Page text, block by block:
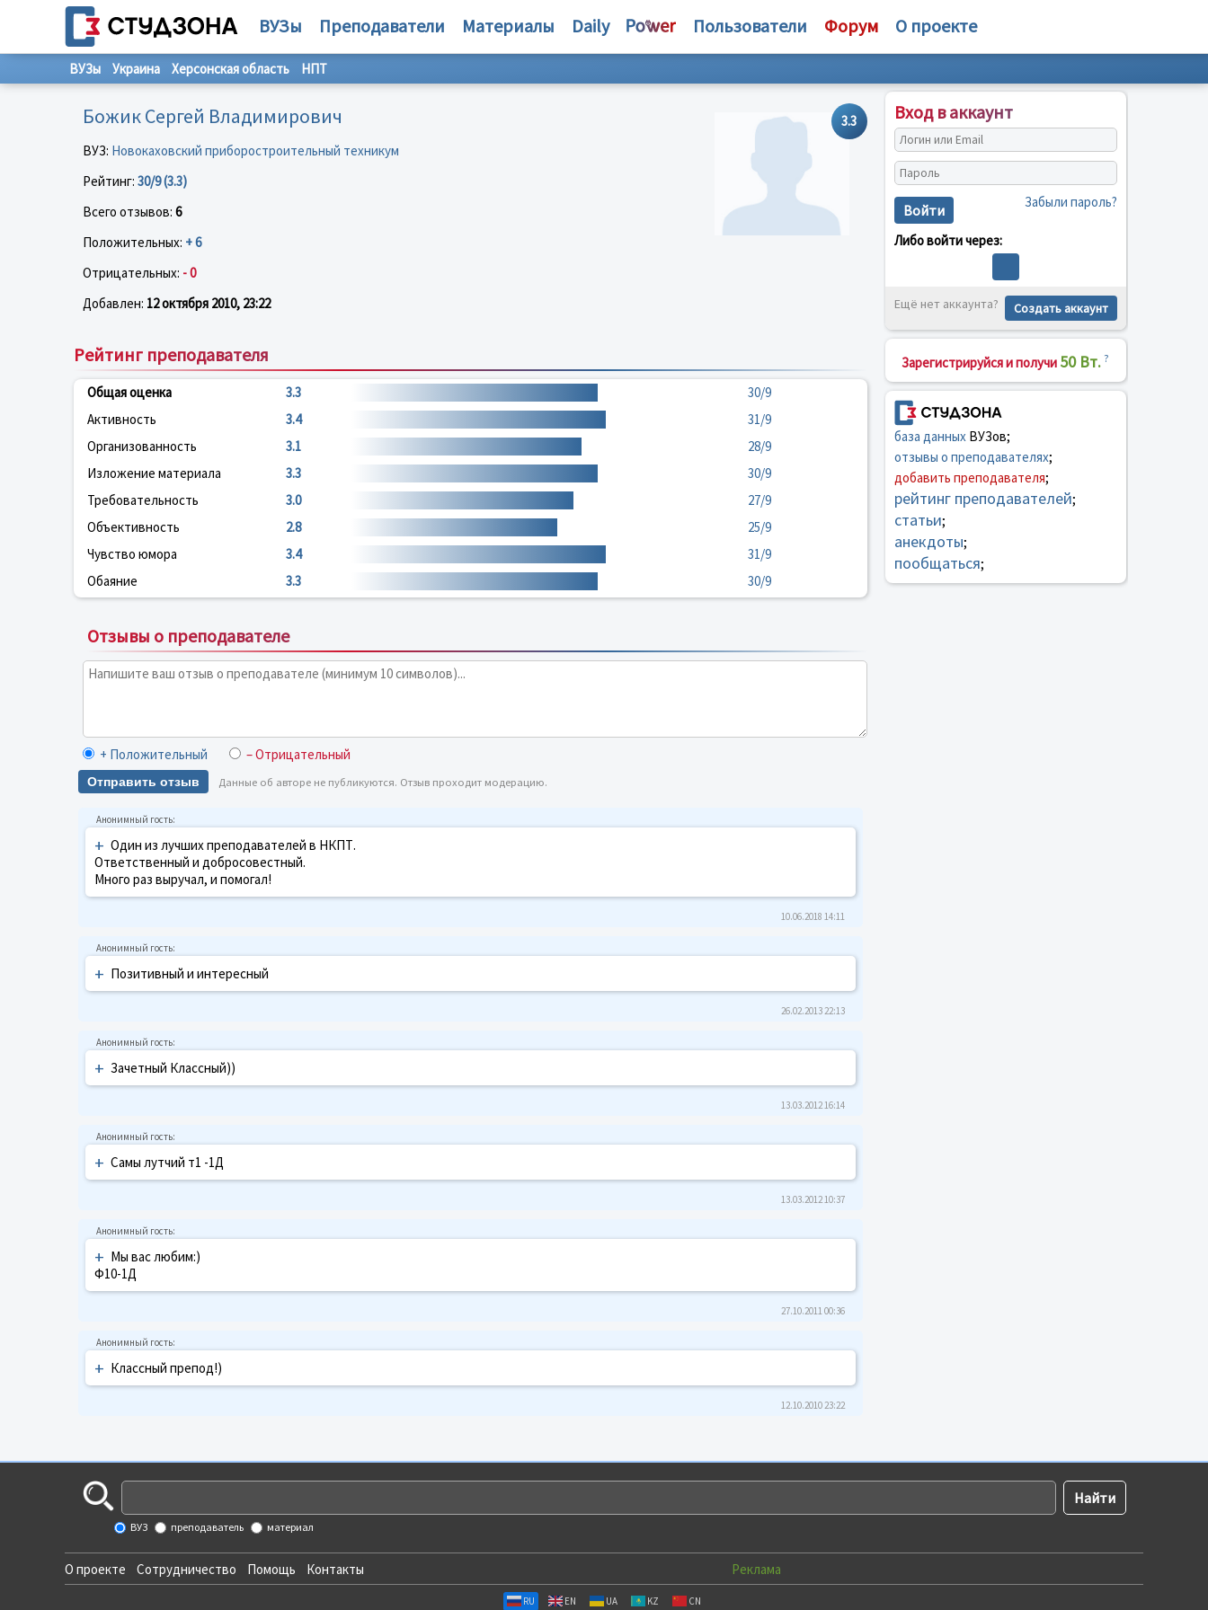
ВУЗы Преподаватели Материалы Daily Пользователи Форум О проекте
ВУЗы Украина Херсонская область НПТ
3.3
Божик Сергей Владимирович
ВУЗ: Новокаховский приборостроительный техникум
Рейтинг: 30/9 (3.3)
Всего отзывов: 6
Положительных: + 6
Отрицательных: - 0
Добавлен: 12 октября 2010, 23:22
Рейтинг преподавателя
Общая оценка 3.3
30/9
Активность
3.4
31/9
Организованность
3.1
28/9
Изложение материала
3.3
30/9
Требовательность
3.0
27/9
Объективность
2.8
25/9
Чувство юмора
3.4
31/9
Обаяние
3.3 30/9
Отзывы о преподавателе
+ Положительный – Отрицательный
Отправить отзыв Данные об авторе не публикуются. Отзыв проходит модерацию.
+ Один из лучших преподавателей в НКПТ.
Ответственный и добросовестный.
Много раз выручал, и помогал!
10.06.2018 14:11
+ Позитивный и интересный
26.02.2013 22:13
+ Зачетный Классный))
13.03.2012 16:14
+ Самы лутчий т1 -1Д
13.03.2012 10:37
+ Мы вас любим:)
Ф10-1Д
27.10.2011 00:36
+ Классный препод!)
12.10.2010 23:22
Вход в аккаунт
Войти Забыли пароль?
Либо войти через:
Ещё нет аккаунта? Создать аккаунт
Зарегистрируйся и получи 50 Вт. ?
база данныхВУЗов;
отзывы о преподавателях;
добавить преподавателя;
рейтинг преподавателей;
статьи;
анекдоты;
пообщаться;
ВУЗ преподаватель материал
О проекте Сотрудничество Помощь Контакты Реклама
RU EN UA KZ CN